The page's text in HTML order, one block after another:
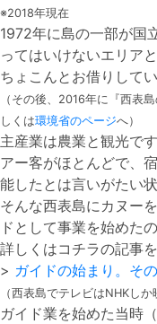
※2018年現在
1972年に島の一部が国
ってはいけないエリア
ちょこんとお借りして
（その後、2016年に『西表
しくは環境省のページへ）
主産業は農業と観光で
アー客がほとんどで、
能したとは言いがたい状
そんな西表島にカヌー
ドとして事業を始めた
詳しくはコチラの記事
> ガイドの始まり。そ
（西表島でテレビはNHKし
ガイド業を始めた当時